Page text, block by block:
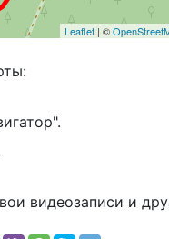
Leaflet | ©
видеозаписи и